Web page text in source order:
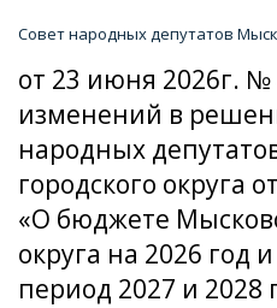
Совет народных депутатов
от 23 июня 2026г.
изменений в
народных
городского округа
«О бюджете
округа на 2026 год
период 2027 и 2028